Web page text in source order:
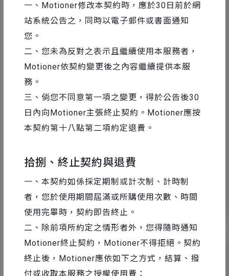
一、Motioner修改本契約時，應於30日前於網
站系統公告之，同時以電子郵件或書面通知
您。
二、您未為反對之表示且繼續使用本服務者，
Motioner依契約變更後之內容繼續提供本服
務。
三、倘您不同意第一項之變更，得於公告後30
日內向Motioner主張終止契約。Motioner應按
本契約第十八點第二項約定退費。
拾捌、終止契約與退費
一、本契約如係採定期制或計次制、計時制
者，您於使用期間屆滿或所購使用次數、時間
使用完畢時，契約即告終止。
二、除前項所約定之情形者外，您得隨時通知
Motioner終止契約，Motioner不得拒絕。契約
終止後，Motioner應依如下之方式，結算、撥
付或收取本服務之授權使用費：
外掛 & 腳本 2016-06-08
10 31020